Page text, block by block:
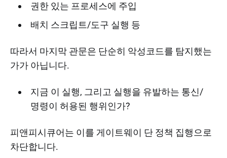
권한 있는 프로세스에 주입
배치 스크립트/도구 실행 등
따라서 마지막 관문은 단순히 악성코드를 탐지했는
가가 아닙니다.
지금 이 실행, 그리고 실행을 유발하는 통신/
명령이 허용된 행위인가?
피앤피시큐어는 이를 게이트웨이 단 정책 집행으로
차단합니다.